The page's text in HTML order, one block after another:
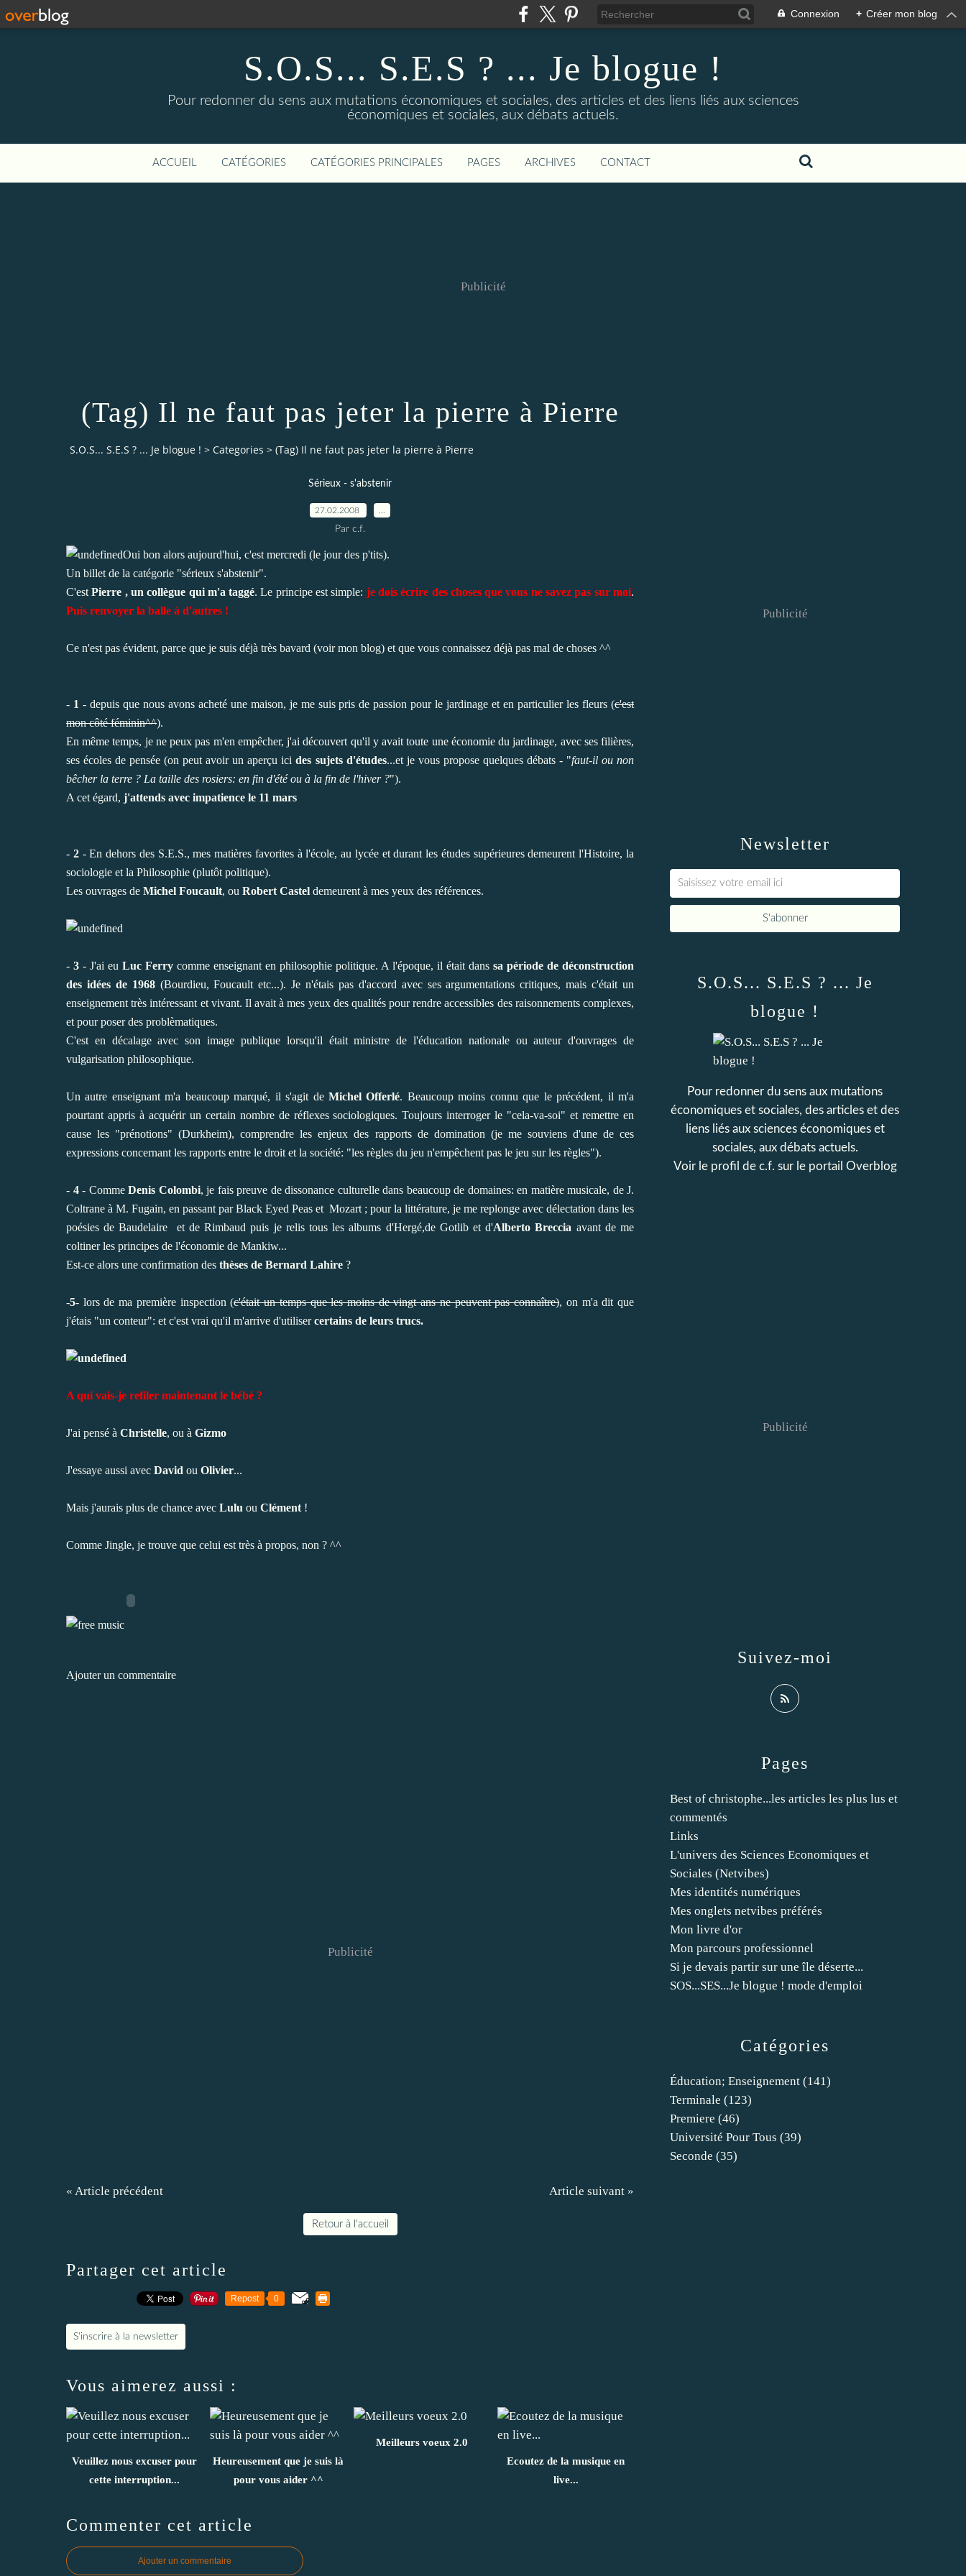
Connexion + Créer mon blog
S.O.S... S.E.S ? ... Je blogue !
Pour redonner du sens aux mutations économiques et sociales, des articles et des liens liés aux sciences
économiques et sociales, aux débats actuels.
ACCUEIL CATÉGORIES CATÉGORIES PRINCIPALES PAGES ARCHIVES CONTACT
Publicité
(Tag) Il ne faut pas jeter la pierre à Pierre
S.O.S... S.E.S ? ... Je blogue ! > Categories > (Tag) Il ne faut pas jeter la pierre à Pierre
Sérieux - s'abstenir
27.02.2008
Par c.f.
Oui bon alors aujourd'hui, c'est mercredi (le jour des p'tits).
Un billet de la catégorie "sérieux s'abstenir".
C'estPierre , un collègue qui m'a taggé. Le principe est simple: je dois écrire des choses que vous ne savez pas sur moi.
Puis renvoyer la balle à d'autres !
Ce n'est pas évident, parce que je suis déjà très bavard (voir mon blog) et que vous connaissez déjà pas mal de choses ^^
- 1 - depuis que nous avons acheté une maison, je me suis pris de passion pour le jardinage et en particulier les fleurs (c'est
mon côté féminin^^).
En même temps, je ne peux pas m'en empêcher, j'ai découvert qu'il y avait toute une économie du jardinage, avec ses filières,
ses écoles de pensée (on peut avoir un aperçu icides sujets d'études...et je vous propose quelques débats - "faut-il ou non
bêcher la terre ? La taille des rosiers: en fin d'été ou à la fin de l'hiver ?").
A cet égard, j'attends avec impatience le 11 mars
- 2- En dehors des S.E.S., mes matières favorites à l'école, au lycée et durant les études supérieures demeurent l'Histoire, la
sociologie et la Philosophie (plutôt politique).
Les ouvrages de Michel Foucault, ou Robert Castel demeurent à mes yeux des références.
- 3 - J'ai eu Luc Ferry comme enseignant en philosophie politique. A l'époque, il était dans sa période de déconstruction
des idées de 1968(Bourdieu, Foucault etc...). Je n'étais pas d'accord avec ses argumentations critiques, mais c'était un
enseignement très intéressant et vivant. Il avait à mes yeux des qualités pour rendre accessibles des raisonnements complexes,
et pour poser des problèmatiques.
C'est en décalage avec son image publique lorsqu'il était ministre de l'éducation nationale ou auteur d'ouvrages de
vulgarisation philosophique.
Un autre enseignant m'a beaucoup marqué, il s'agit de Michel Offerlé. Beaucoup moins connu que le précédent, il m'a
pourtant appris à acquérir un certain nombre de réflexes sociologiques. Toujours interroger le "cela-va-soi" et remettre en
cause les "prénotions" (Durkheim), comprendre les enjeux des rapports de domination (je me souviens d'une de ces
expressions concernant les rapports entre le droit et la société: "les règles du jeu n'empêchent pas le jeu sur les règles").
- 4- Comme Denis Colombi, je fais preuve de dissonance culturelle dans beaucoup de domaines: en matière musicale, de J.
Coltrane à M. Fugain, en passant par Black Eyed Peas et Mozart ; pour la littérature, je me replonge avec délectation dans les
poésies de Baudelaire et de Rimbaud puis je relis tous les albums d'Hergé,de Gotlib et d'Alberto Breccia avant de me
coltiner les principes de l'économie de Mankiw...
Est-ce alors une confirmation des thèses de Bernard Lahire ?
-5- lors de ma première inspection (c'était un temps que les moins de vingt ans ne peuvent pas connaître), on m'a dit que
j'étais "un conteur": et c'est vrai qu'il m'arrive d'utilisercertains de leurs trucs.
A qui vais-je refiler maintenant le bébé ?
J'ai pensé à Christelle, ou à Gizmo
J'essaye aussi avec David ou Olivier...
Mais j'aurais plus de chance avec Lulu ou Clément !
Comme Jingle, je trouve que celui est très à propos, non ? ^^
Ajouter un commentaire
Publicité
« Article précédent Article suivant »
Retour à l'accueil
Partager cet article
Repost 0
S'inscrire à la newsletter
Vous aimerez aussi :
Veuillez nous excuser pour
cette interruption...
Heureusement que je suis là
pour vous aider ^^
Meilleurs voeux 2.0
Ecoutez de la musique en
live...
Commenter cet article
Ajouter un commentaire
Newsletter
Publicité
Catégories
Éducation; Enseignement (141)
Terminale (123)
Premiere (46)
Université Pour Tous (39)
Seconde (35)
Pages
Best of christophe...les articles les plus lus et
commentés
Links
L'univers des Sciences Economiques et
Sociales (Netvibes)
Mes identités numériques
Mes onglets netvibes préférés
Mon livre d'or
Mon parcours professionnel
Si je devais partir sur une île déserte...
SOS...SES...Je blogue ! mode d'emploi
S.O.S... S.E.S ? ... Je
blogue !
Pour redonner du sens aux mutations
économiques et sociales, des articles et des
liens liés aux sciences économiques et
sociales, aux débats actuels.
Voir le profil de c.f. sur le portail Overblog
Suivez-moi
Publicité